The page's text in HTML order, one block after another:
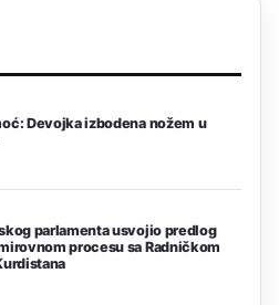
Devojka izbodena nožem u
parlamenta usvojio predlog
procesu sa Radničkom